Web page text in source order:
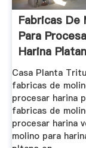
Fabricas De
Para
Harina
Casa Planta
fabricas de
procesar harina
fabricas de
procesar harina
molino para